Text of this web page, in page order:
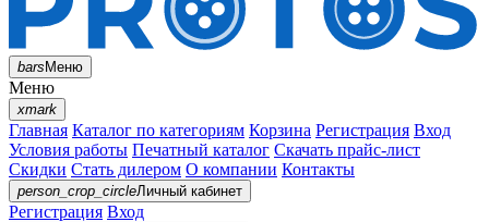
barsМеню
Меню
xmark
Главная Каталог по категориям Корзина Регистрация Вход
Условия работы Печатный каталог Скачать прайс-лист
Скидки Стать дилером О компании Контакты
person_crop_circleЛичный кабинет
Регистрация Вход